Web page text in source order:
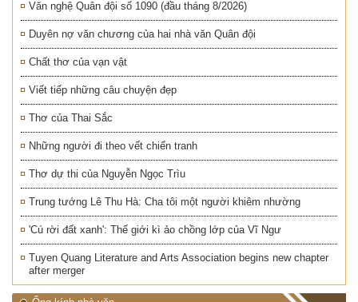
Văn nghệ Quân đội số 1090 (đầu tháng 8/2026)
Duyên nợ văn chương của hai nhà văn Quân đội
Chất thơ của vạn vật
Viết tiếp những câu chuyện đẹp
Thơ của Thai Sắc
Những người đi theo vết chiến tranh
Thơ dự thi của Nguyễn Ngọc Trìu
Trung tướng Lê Thu Hà: Cha tôi một người khiêm nhường
'Cú rời đất xanh': Thế giới kì ảo chồng lớp của Vĩ Ngư
Tuyen Quang Literature and Arts Association begins new chapter
after merger